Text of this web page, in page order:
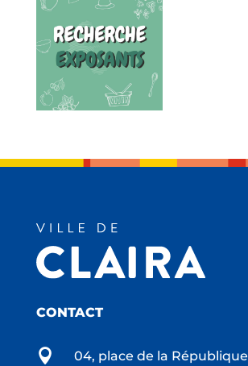
CONTACT

04, place de la République